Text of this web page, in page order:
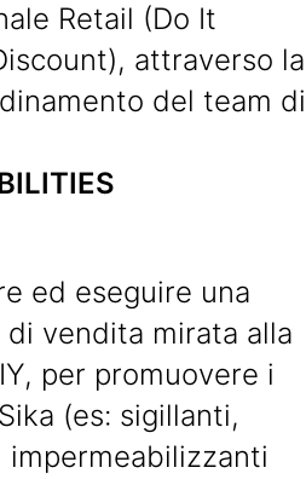
Retail (Do It
attraverso la
del team di
ed eseguire una
vendita mirata alla
per promuovere i
(es: sigillanti,
impermeabilizzanti